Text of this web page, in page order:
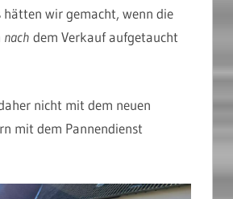
hätten wir gemacht, wenn die
nach dem Verkauf aufgetaucht
nicht mit dem neuen
mit dem Pannendienst